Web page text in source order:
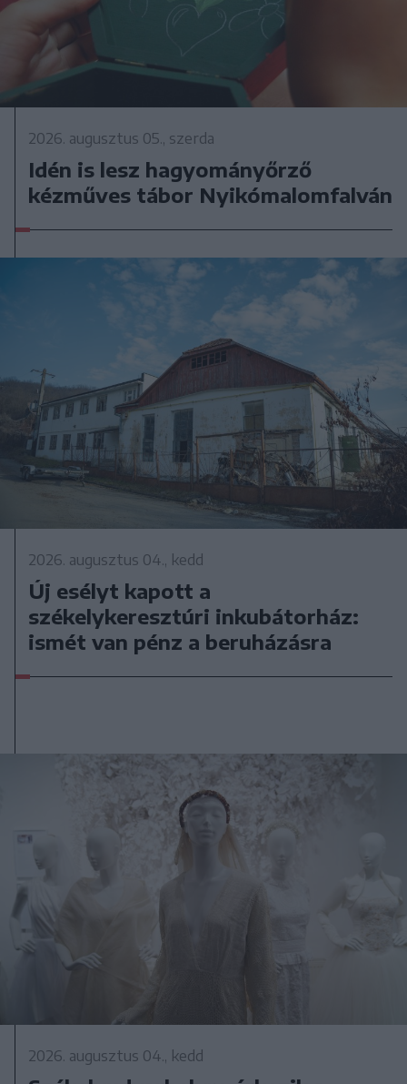
2026. augusztus 05., szerda
Idén is lesz hagyományőrző
kézműves tábor Nyikómalomfalván
2026. augusztus 04., kedd
Új esélyt kapott a
székelykeresztúri inkubátorház:
ismét van pénz a beruházásra
2026. augusztus 04., kedd